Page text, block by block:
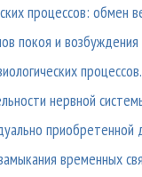
процессов: обмен
покоя и возбуждения
нервной
приобретенной
временных